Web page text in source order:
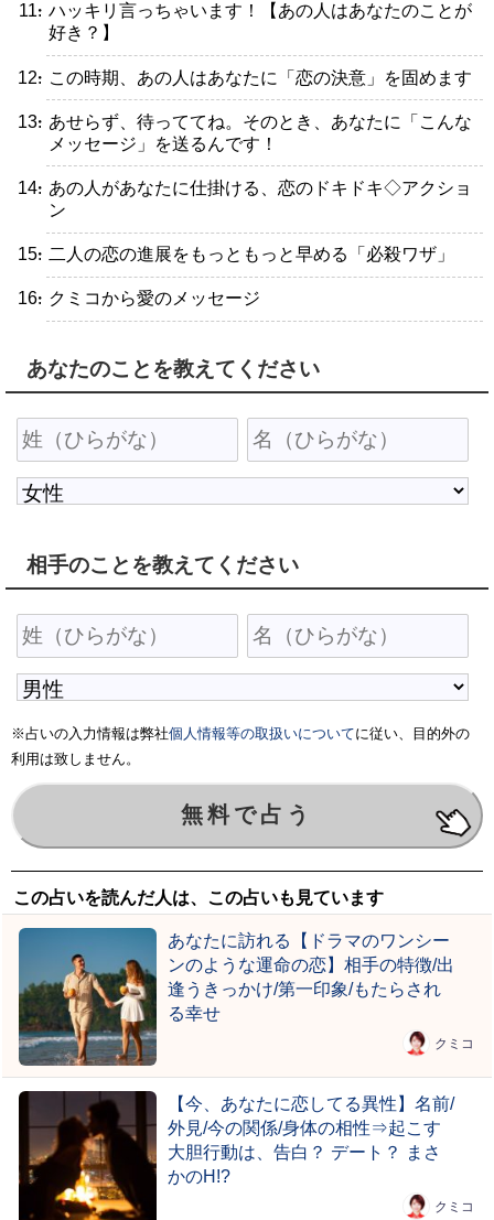
・ハッキリ言っちゃいます！【あの人はあなたのことが
好き？】
・この時期、あの人はあなたに「恋の決意」を固めます
・あせらず、待っててね。そのとき、あなたに「こんな
メッセージ」を送るんです！
・あの人があなたに仕掛ける、恋のドキドキ◇アクショ
ン
・二人の恋の進展をもっともっと早める「必殺ワザ」
・クミコから愛のメッセージ
あなたのことを教えてください
相手のことを教えてください
※占いの入力情報は弊社個人情報等の取扱いについてに従い、目的外の
利用は致しません。
この占いを読んだ人は、この占いも見ています
あなたに訪れる【ドラマのワンシー
ンのような運命の恋】相手の特徴/出
逢うきっかけ/第一印象/もたらされ
る幸せ
クミコ
【今、あなたに恋してる異性】名前/
外見/今の関係/身体の相性⇒起こす
大胆行動は、告白？ デート？ まさ
かのH!?
クミコ